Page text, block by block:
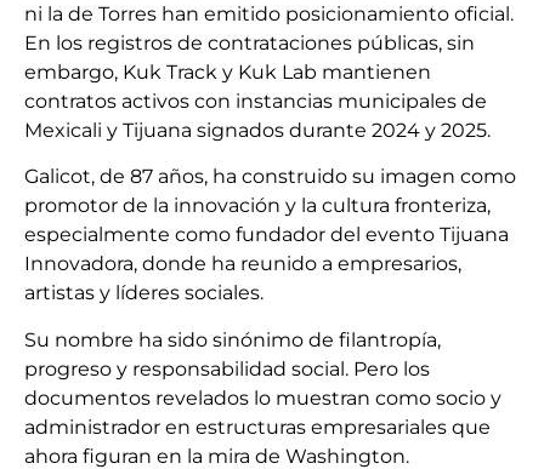
ni la de Torres han emitido posicionamiento oficial.
En los registros de contrataciones públicas, sin
embargo, Kuk Track y Kuk Lab mantienen
contratos activos con instancias municipales de
Mexicali y Tijuana signados durante 2024 y 2025.
Galicot, de 87 años, ha construido su imagen como
promotor de la innovación y la cultura fronteriza,
especialmente como fundador del evento Tijuana
Innovadora, donde ha reunido a empresarios,
artistas y líderes sociales.
Su nombre ha sido sinónimo de filantropía,
progreso y responsabilidad social. Pero los
documentos revelados lo muestran como socio y
administrador en estructuras empresariales que
ahora figuran en la mira de Washington.